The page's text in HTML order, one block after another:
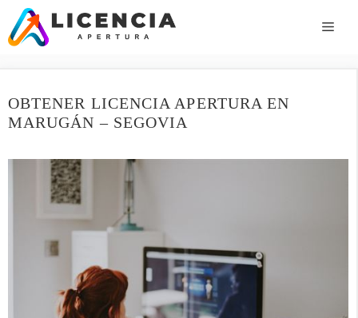
Saltar
contenido
OBTENER LICENCIA APERTURA EN
MARUGÁN – SEGOVIA